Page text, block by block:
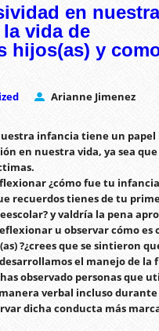
en nuestra
vida de
hijos(as) y
Arianne Jimenez
infancia tiene un
en nuestra vida, ya sea que
¿cómo fue tu
recuerdos tienes de tu
y valdría la pena
u observar cómo es
?¿crees que se sintieron
el manejo de la
observado personas que
verbal incluso durante
dicha conducta más